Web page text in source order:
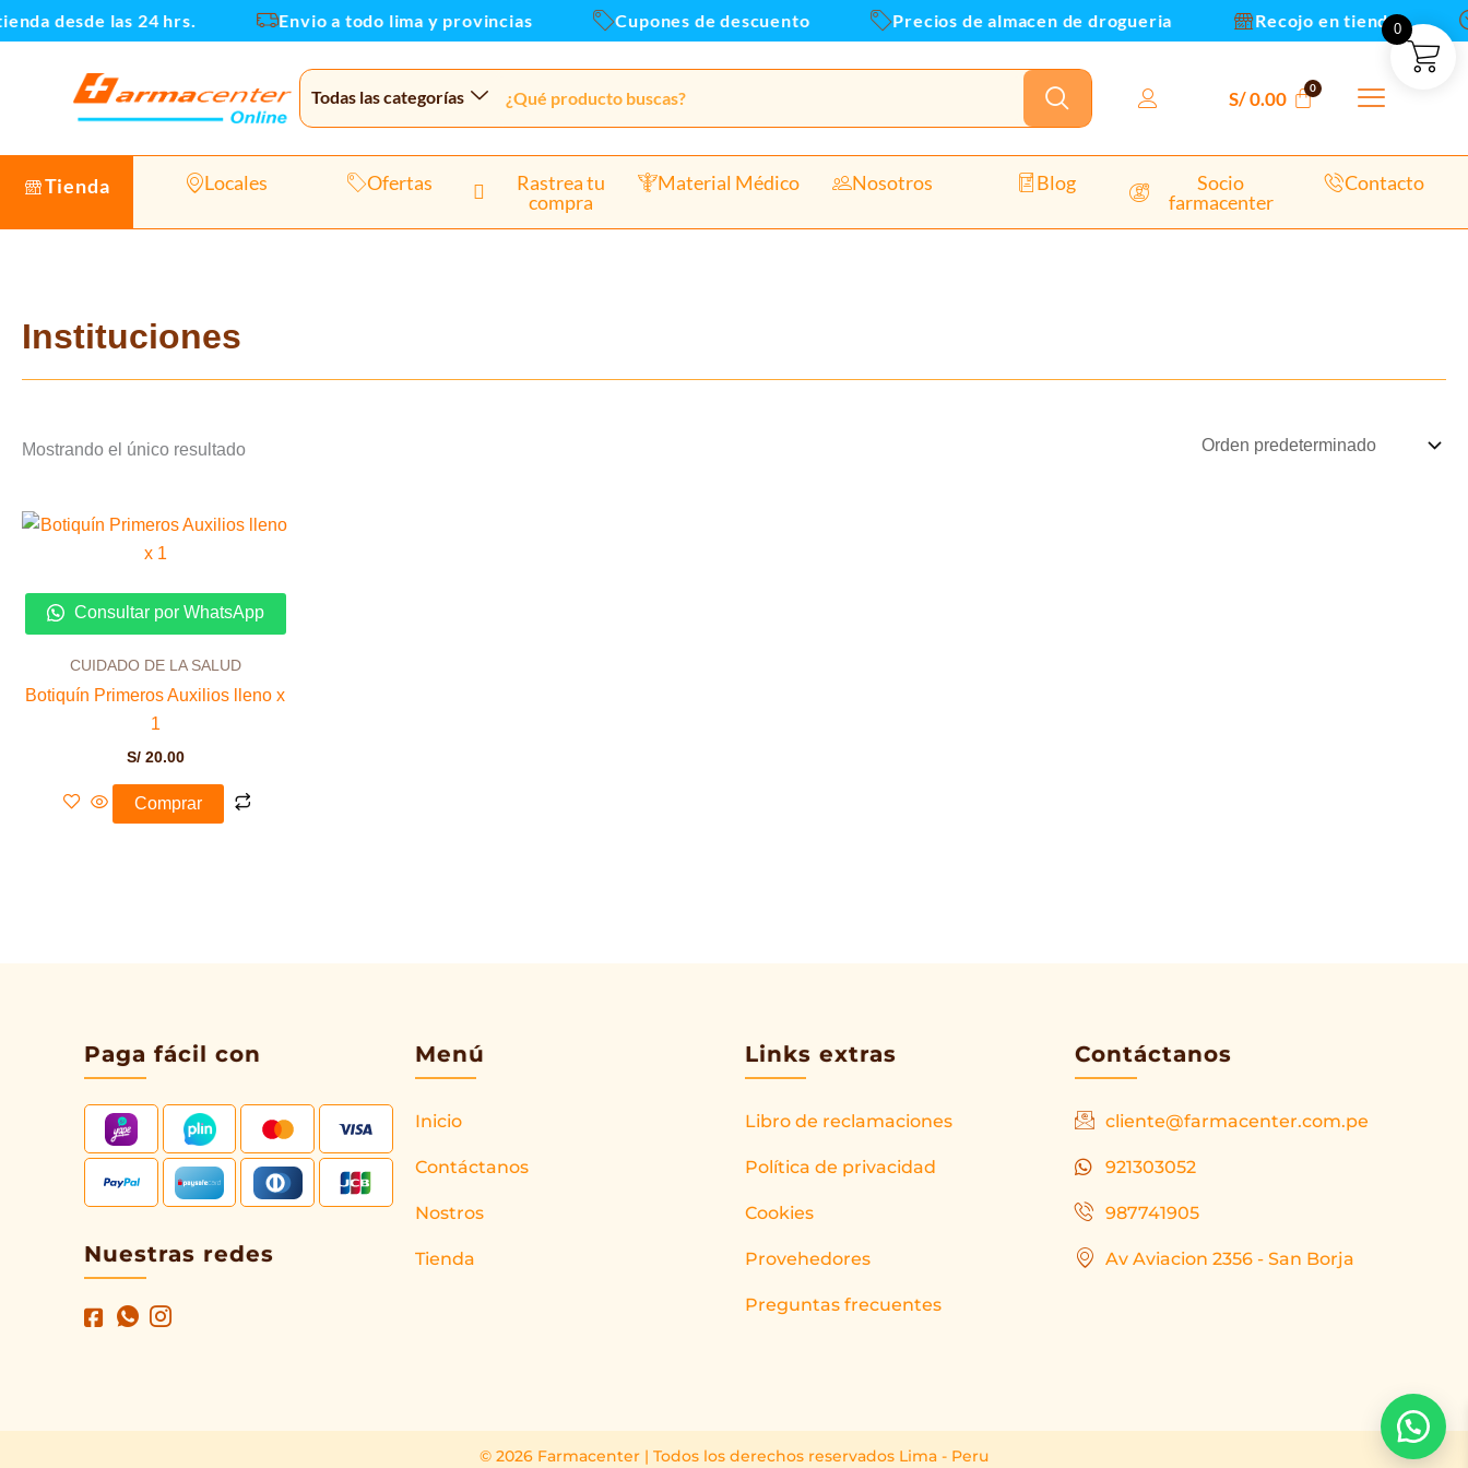
Ir
al
desde las 24 hrs. Envio a todo lima y provincias Cupones de descuento Precios de almacen de drogueria Recojo en tienda
Todas las categorías S/0.00
Tienda Locales Ofertas
Rastrea tu
compra
Material Médico Nosotros Blog
Socio
farmacenter
Contacto
Instituciones
Mostrando el único resultado
Consultar por WhatsApp
CUIDADO DE LA SALUD
Botiquín Primeros Auxilios lleno x
1
S/20.00
Comprar
Paga fácil con
Nuestras redes
Menú
Inicio
Contáctanos
Nostros
Tienda
Links extras
Libro de reclamaciones
Política de privacidad
Cookies
Provehedores
Preguntas frecuentes
Contáctanos
cliente@farmacenter.com.pe
921303052
987741905
Av Aviacion 2356 - San Borja
© 2026 Farmacenter | Todos los derechos reservados Lima - Peru
0